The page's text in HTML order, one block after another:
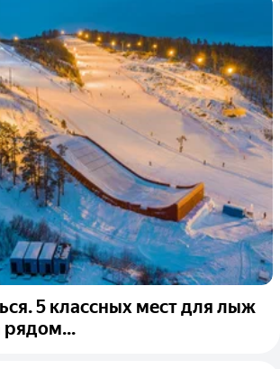
5 классных мест для лыж
рядом...